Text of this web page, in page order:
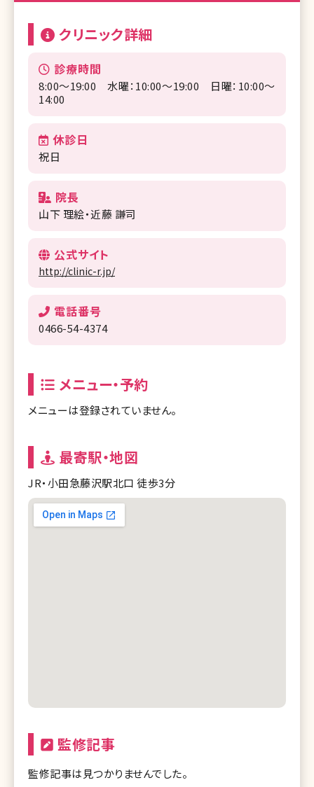
クリニック詳細
診療時間
8:00～19:00 水曜：10:00～19:00 日曜：10:00～
14:00
休診日
祝日
院長
山下 理絵・近藤 謙司
公式サイト
http://clinic-r.jp/
電話番号
0466-54-4374
メニュー・予約
メニューは登録されていません。
最寄駅・地図
JR・小田急藤沢駅北口 徒歩3分
監修記事
監修記事は見つかりませんでした。